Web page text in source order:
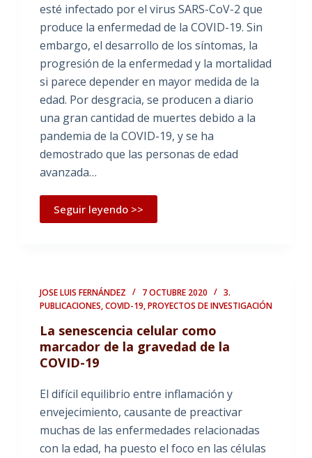
esté infectado por el virus SARS-CoV-2 que
produce la enfermedad de la COVID-19. Sin
embargo, el desarrollo de los síntomas, la
progresión de la enfermedad y la mortalidad
si parece depender en mayor medida de la
edad. Por desgracia, se producen a diario
una gran cantidad de muertes debido a la
pandemia de la COVID-19, y se ha
demostrado que las personas de edad
avanzada…
Seguir leyendo >>
JOSE LUIS FERNÁNDEZ 7 OCTUBRE 2020
3.
PUBLICACIONES,COVID-19,PROYECTOS DE INVESTIGACIÓN
La senescencia celular como
marcador de la gravedad de la
COVID-19
El difícil equilibrio entre inflamación y
envejecimiento, causante de preactivar
muchas de las enfermedades relacionadas
con la edad, ha puesto el foco en las células